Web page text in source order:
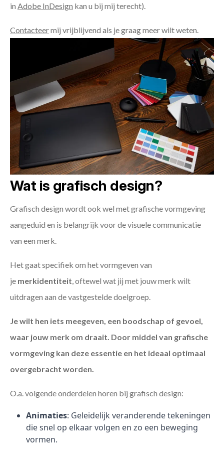
in Adobe InDesign kan u bij mij terecht).
Contacteermij vrijblijvend als je graag meer wilt weten.
Wat is grafisch design?
Grafisch design wordt ook wel met grafische vormgeving
aangeduid en is belangrijk voor de visuele communicatie
van een merk.
Het gaat specifiek om het vormgeven van
je merkidentiteit , oftewel wat jij met jouw merk wilt
uitdragen aan de vastgestelde doelgroep.
Je wilt hen iets meegeven, een boodschap of gevoel,
waar jouw merk om draait. Door middel van grafische
vormgeving kan deze essentie en het ideaal optimaal
overgebracht worden.
O.a. volgende onderdelen horen bij grafisch design:
Animaties: Geleidelijk veranderende tekeningen
die snel op elkaar volgen en zo een beweging
vormen.